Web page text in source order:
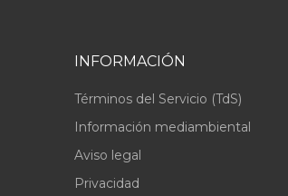
INFORMACIÓN
Términos del Servicio (TdS)
Información mediambiental
Aviso legal
Privacidad